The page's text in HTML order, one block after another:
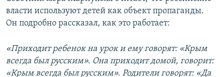
власти используют детей как объект пропаганды.
Он подробно рассказал, как это работает:
«Приходит ребенок на урок и ему говорят: «Крым
всегда был русским». Она приходит домой, говорит:
«Крым всегда был русским». Родители говорят: «Да